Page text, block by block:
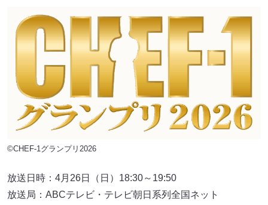
©CHEF-1グランプリ2026
放送日時：4月26日（日）18:30～19:50
放送局：ABCテレビ・テレビ朝日系列全国ネット